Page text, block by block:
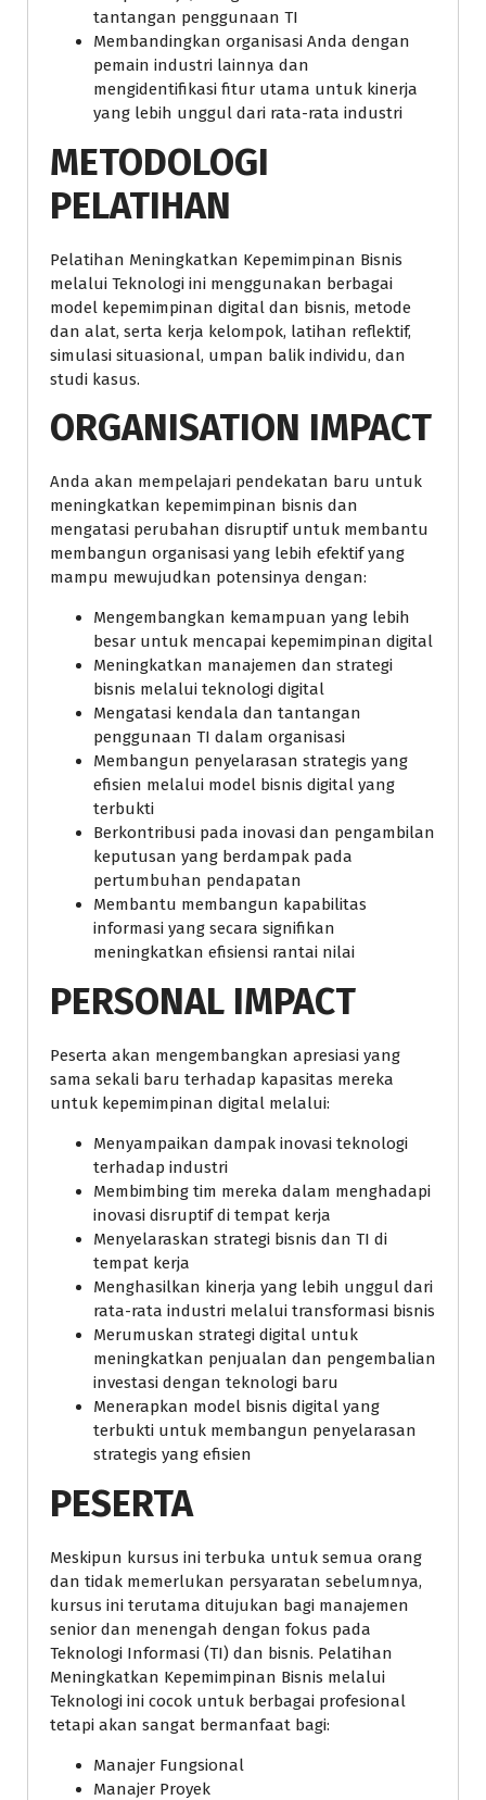
tantangan penggunaan TI
Membandingkan organisasi Anda dengan
pemain industri lainnya dan
mengidentifikasi fitur utama untuk kinerja
yang lebih unggul dari rata-rata industri
METODOLOGI
PELATIHAN
Pelatihan Meningkatkan Kepemimpinan Bisnis
melalui Teknologi ini menggunakan berbagai
model kepemimpinan digital dan bisnis, metode
dan alat, serta kerja kelompok, latihan reflektif,
simulasi situasional, umpan balik individu, dan
studi kasus.
ORGANISATION IMPACT
Anda akan mempelajari pendekatan baru untuk
meningkatkan kepemimpinan bisnis dan
mengatasi perubahan disruptif untuk membantu
membangun organisasi yang lebih efektif yang
mampu mewujudkan potensinya dengan:
Mengembangkan kemampuan yang lebih
besar untuk mencapai kepemimpinan digital
Meningkatkan manajemen dan strategi
bisnis melalui teknologi digital
Mengatasi kendala dan tantangan
penggunaan TI dalam organisasi
Membangun penyelarasan strategis yang
efisien melalui model bisnis digital yang
terbukti
Berkontribusi pada inovasi dan pengambilan
keputusan yang berdampak pada
pertumbuhan pendapatan
Membantu membangun kapabilitas
informasi yang secara signifikan
meningkatkan efisiensi rantai nilai
PERSONAL IMPACT
Peserta akan mengembangkan apresiasi yang
sama sekali baru terhadap kapasitas mereka
untuk kepemimpinan digital melalui:
Menyampaikan dampak inovasi teknologi
terhadap industri
Membimbing tim mereka dalam menghadapi
inovasi disruptif di tempat kerja
Menyelaraskan strategi bisnis dan TI di
tempat kerja
Menghasilkan kinerja yang lebih unggul dari
rata-rata industri melalui transformasi bisnis
Merumuskan strategi digital untuk
meningkatkan penjualan dan pengembalian
investasi dengan teknologi baru
Menerapkan model bisnis digital yang
terbukti untuk membangun penyelarasan
strategis yang efisien
PESERTA
Meskipun kursus ini terbuka untuk semua orang
dan tidak memerlukan persyaratan sebelumnya,
kursus ini terutama ditujukan bagi manajemen
senior dan menengah dengan fokus pada
Teknologi Informasi (TI) dan bisnis. Pelatihan
Meningkatkan Kepemimpinan Bisnis melalui
Teknologi ini cocok untuk berbagai profesional
tetapi akan sangat bermanfaat bagi:
Manajer Fungsional
Manajer Proyek